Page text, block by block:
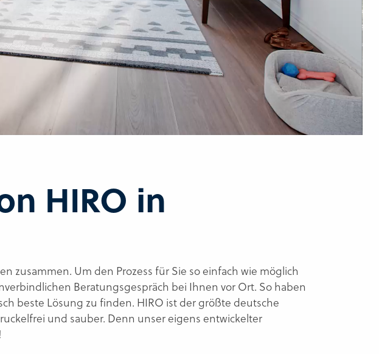
HIRO in
zusammen. Um den Prozess für Sie so einfach wie möglich
Beratungsgespräch bei Ihnen vor Ort. So haben
beste Lösung zu finden. HIRO ist der größte deutsche
und sauber. Denn unser eigens entwickelter